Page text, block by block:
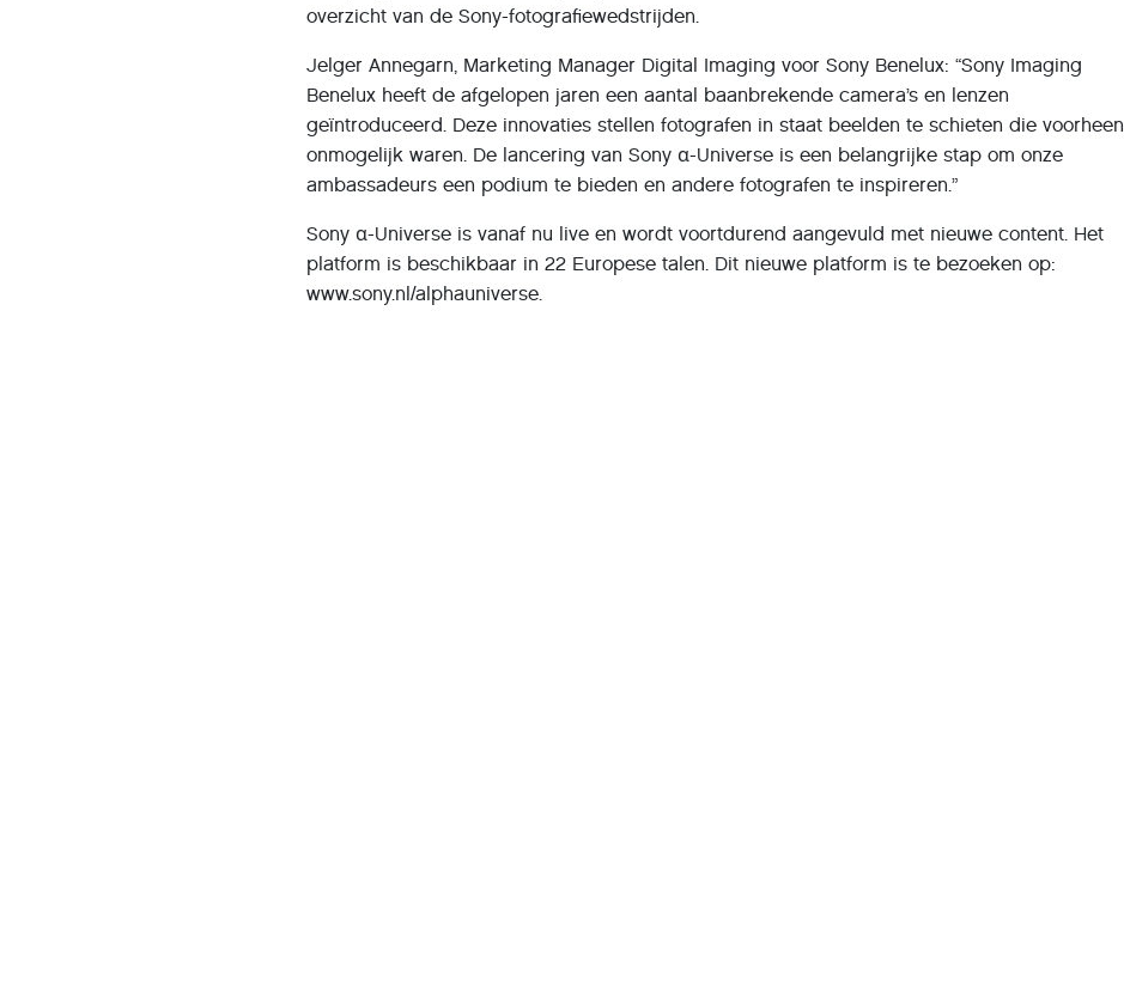
overzicht van de Sony-fotografiewedstrijden.
Jelger Annegarn, Marketing Manager Digital Imaging voor Sony Benelux: “Sony Imaging
Benelux heeft de afgelopen jaren een aantal baanbrekende camera’s en lenzen
geïntroduceerd. Deze innovaties stellen fotografen in staat beelden te schieten die voorheen
onmogelijk waren. De lancering van Sony α-Universe is een belangrijke stap om onze
ambassadeurs een podium te bieden en andere fotografen te inspireren.”
Sony α-Universe is vanaf nu live en wordt voortdurend aangevuld met nieuwe content. Het
platform is beschikbaar in 22 Europese talen. Dit nieuwe platform is te bezoeken op:
www.sony.nl/alphauniverse.